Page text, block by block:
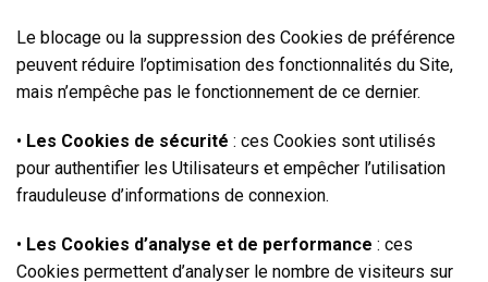
Le blocage ou la suppression des Cookies de préférence
peuvent réduire l’optimisation des fonctionnalités du Site,
mais n’empêche pas le fonctionnement de ce dernier.
• Les Cookies de sécurité : ces Cookies sont utilisés
pour authentifier les Utilisateurs et empêcher l’utilisation
frauduleuse d’informations de connexion.
• Les Cookies d’analyse et de performance : ces
Cookies permettent d’analyser le nombre de visiteurs sur